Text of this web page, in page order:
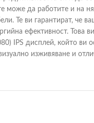
може да работите и на
Те ви гарантират,
ефективност.
IPS дисплей, който ви
изживяване и